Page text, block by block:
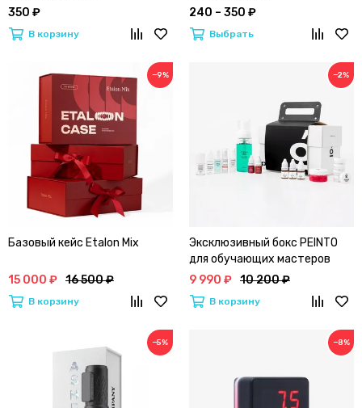
350 ₽
В корзину
комбинированный
240 – 350 ₽
Выбрать
−9%
Базовый кейс Etalon Mix
15 000 ₽ 16 500 ₽
В корзину
−2%
Эксклюзивный бокс PEINTO
для обучающих мастеров
9 990 ₽ 10 200 ₽
В корзину
−5% −8%